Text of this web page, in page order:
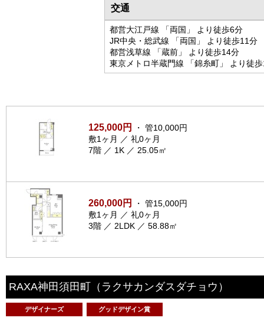
交通
都営大江戸線 「両国」 より徒歩6分
JR中央・総武線 「両国」 より徒歩11分
都営浅草線 「蔵前」 より徒歩14分
東京メトロ半蔵門線 「錦糸町」 より徒
125,000円
・ 管10,000円
敷1ヶ月 ／ 礼0ヶ月
7階 ／ 1K ／ 25.05㎡
260,000円
・ 管15,000円
敷1ヶ月 ／ 礼0ヶ月
3階 ／ 2LDK ／ 58.88㎡
RAXA神田須田町 （ラクサカンダスダチョウ）
デザイナーズ グッドデザイン賞